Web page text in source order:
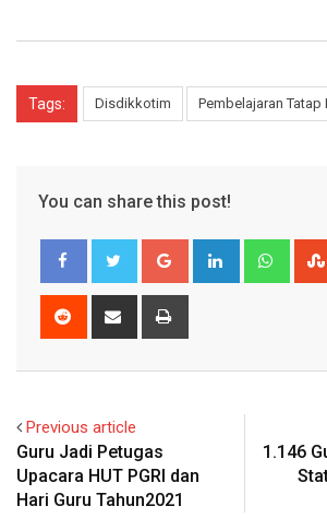
Tags: Disdikkotim Pembelajaran Tatap
You can share this post!
Google+ LinkedIn
Reddit
Share
Previous article
Guru Jadi Petugas
Upacara HUT PGRI dan
Hari Guru Tahun2021
1.146